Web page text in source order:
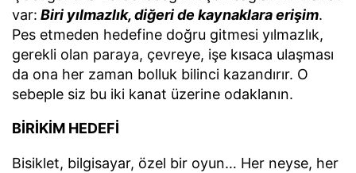
var: Biri yılmazlık, diğeri de kaynaklara erişim.
Pes etmeden hedefine doğru gitmesi yılmazlık,
gerekli olan paraya, çevreye, işe kısaca ulaşması
da ona her zaman bolluk bilinci kazandırır. O
sebeple siz bu iki kanat üzerine odaklanın.
BİRİKİM HEDEFİ
Bisiklet, bilgisayar, özel bir oyun… Her neyse, her